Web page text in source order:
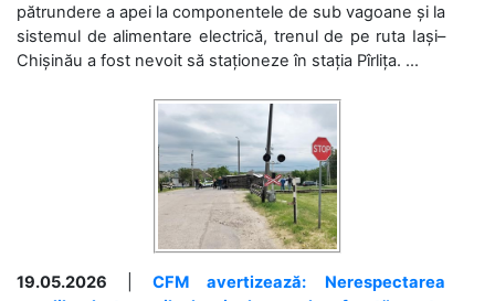
pătrundere a apei la componentele de sub vagoane și la
sistemul de alimentare electrică, trenul de pe ruta Iași–
Chișinău a fost nevoit să staționeze în stația Pîrlița. ...
19.05.2026
CFM avertizează: Nerespectarea